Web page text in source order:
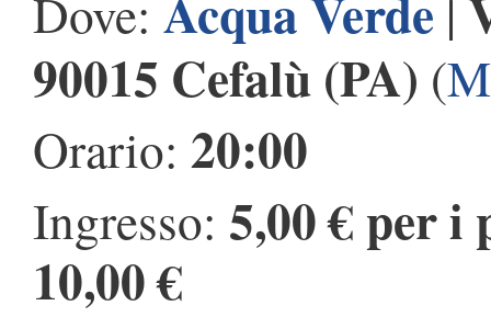
Dove: |
90015 Cefalù (PA) (
Orario: 20:00
Ingresso: 5,00 € per i
10,00 €